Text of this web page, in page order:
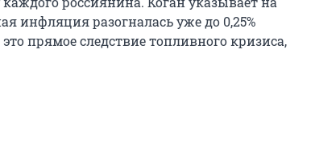
инфляция разогналась уже до 0,25%
прямое следствие топливного кризиса,